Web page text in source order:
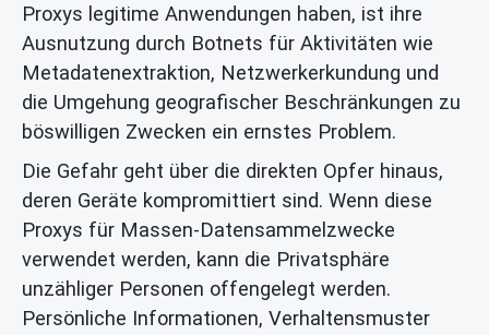
Proxys legitime Anwendungen haben, ist ihre
Ausnutzung durch Botnets für Aktivitäten wie
Metadatenextraktion, Netzwerkerkundung und
die Umgehung geografischer Beschränkungen zu
böswilligen Zwecken ein ernstes Problem.
Die Gefahr geht über die direkten Opfer hinaus,
deren Geräte kompromittiert sind. Wenn diese
Proxys für Massen-Datensammelzwecke
verwendet werden, kann die Privatsphäre
unzähliger Personen offengelegt werden.
Persönliche Informationen, Verhaltensmuster